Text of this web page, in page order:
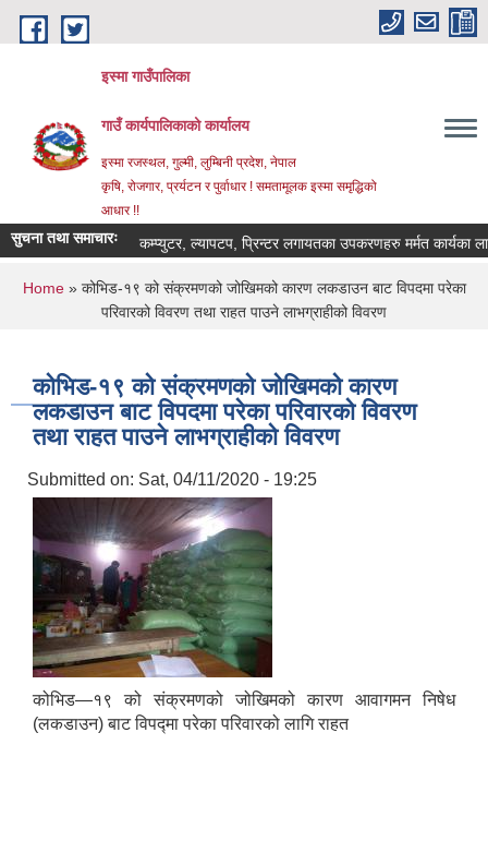
Skip to main content
इस्मा गाउँपालिका
गाउँ कार्यपालिकाको कार्यालय
इस्मा रजस्थल, गुल्मी, लुम्बिनी प्रदेश, नेपाल
कृषि, रोजगार, प्रर्यटन र पुर्वाधार ! समतामूलक इस्मा समृद्धिको
आधार !!
सुचना तथा समाचारःकम्प्युटर, ल्यापटप, प्रिन्टर लगायतका उपकरणहरु मर्मत कार्यका लागि
You are here
Home» कोभिड-१९ को संक्रमणको जोखिमको कारण लकडाउन बाट विपदमा परेका
परिवारको विवरण तथा राहत पाउने लाभग्राहीको विवरण
कोभिड-१९ को संक्रमणको जोखिमको कारण
लकडाउन बाट विपदमा परेका परिवारको विवरण
तथा राहत पाउने लाभग्राहीको विवरण
Submitted on: Sat, 04/11/2020 - 19:25
कोभिड—१९ को संक्रमणको जोखिमको कारण आवागमन निषेध
(लकडाउन) बाट विपद्मा परेका परिवारको लागि राहत